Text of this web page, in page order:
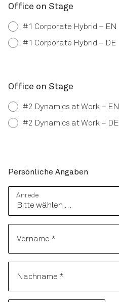
Office on Stage
#1 Corporate Hybrid – EN
#1 Corporate Hybrid – DE
Office on Stage
#2 Dynamics at Work – EN
#2 Dynamics at Work – DE
Persönliche Angaben
Anrede
Vorname *
Nachname *